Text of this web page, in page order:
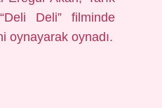
Deli” filminde
oynayarak oynadı.